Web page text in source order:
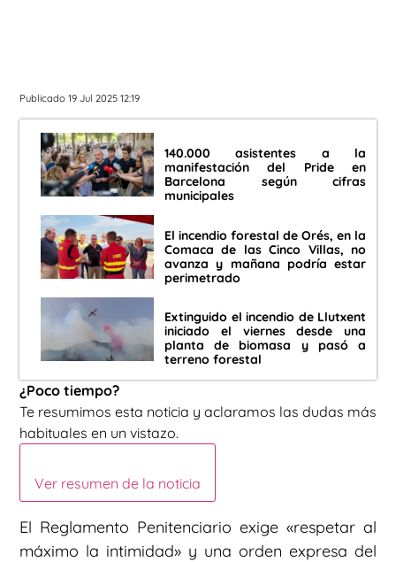
Publicado 19 Jul 2025 12:19
140.000 asistentes a la
manifestación del Pride en
Barcelona según cifras
municipales
El incendio forestal de Orés, en la
Comaca de las Cinco Villas, no
avanza y mañana podría estar
perimetrado
Extinguido el incendio de Llutxent
iniciado el viernes desde una
planta de biomasa y pasó a
terreno forestal
¿Poco tiempo?
Te resumimos esta noticia y aclaramos las dudas más
habituales en un vistazo.
Ver resumen de la noticia
El Reglamento Penitenciario exige «respetar al
máximo la intimidad» y una orden expresa del